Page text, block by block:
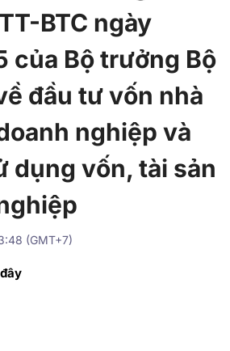
BTC ngày
của Bộ trưởng Bộ
đầu tư vốn nhà
nghiệp và
dụng vốn, tài sản
(GMT+7)